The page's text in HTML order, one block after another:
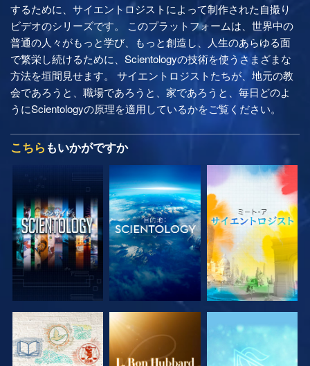
するために、サイエントロジストによって制作された自撮り
ビデオのシリーズです。 このプラットフォームは、世界中の
普通の人々がもっと学び、もっと創造し、人生のあらゆる面
で繁栄し続けるために、Scientologyの技術を使うさまざまな
方法を垣間見せます。 サイエントロジストたちが、地元の教
会であろうと、職場であろうと、家であろうと、毎日どのよ
うにScientologyの原理を適用しているかをご覧ください。
こちら もいかがですか
シリーズを探求 シリーズを探求 シリーズを探求